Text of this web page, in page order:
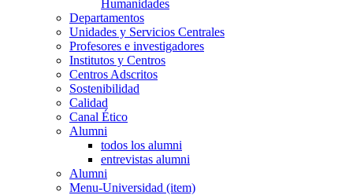
Humanidades
Departamentos
Unidades y Servicios Centrales
Profesores e investigadores
Institutos y Centros
Centros Adscritos
Sostenibilidad
Calidad
Canal Ético
Alumni
todos los alumni
entrevistas alumni
Alumni
Menu-Universidad (item)